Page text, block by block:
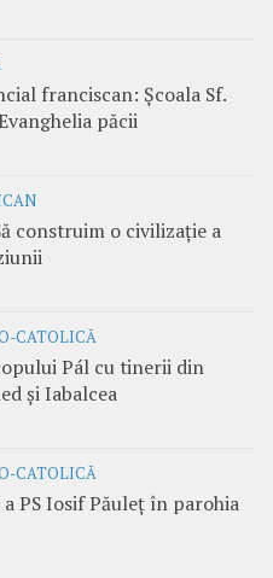
franciscan: Școala Sf.
păcii
construim o civilizație a
CATOLICĂ
Pál cu tinerii din
și Iabalcea
CATOLICĂ
PS Iosif Păuleț în parohia